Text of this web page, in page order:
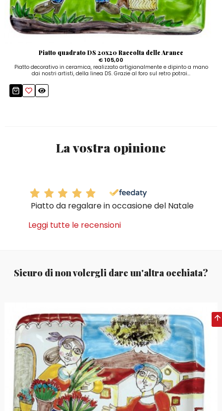
Piatto quadrato DS 20x20 Raccolta delle Arance
€ 105,00
Piatto decorativo in ceramica, realizzato artigianalmente e dipinto a mano
dai nostri artisti, della linea DS. Grazie al foro sul retro potrai...
La vostra opinione
Piatto da regalare in occasione del Natale
Leggi tutte le recensioni
Sicuro di non volergli dare un'altra occhiata?